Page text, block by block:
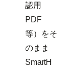
認用
PDF
等）をそ
のまま
SmartH